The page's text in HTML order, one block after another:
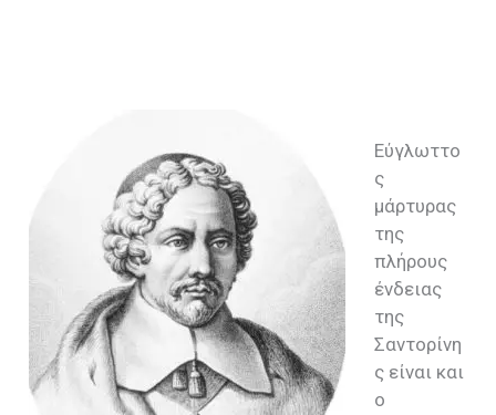
Εύγλωττο
ς
μάρτυρας
της
πλήρους
ένδειας
της
Σαντορίνη
ς είναι και
ο